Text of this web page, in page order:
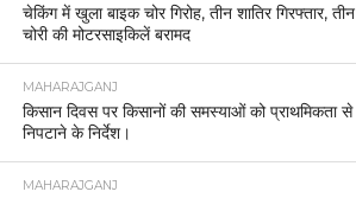
चेकिंग में खुला बाइक चोर गिरोह, तीन शातिर गिरफ्तार, तीन
चोरी की मोटरसाइकिलें बरामद
MAHARAJGANJ
किसान दिवस पर किसानों की समस्याओं को प्राथमिकता से
निपटाने के निर्देश।
MAHARAJGANJ